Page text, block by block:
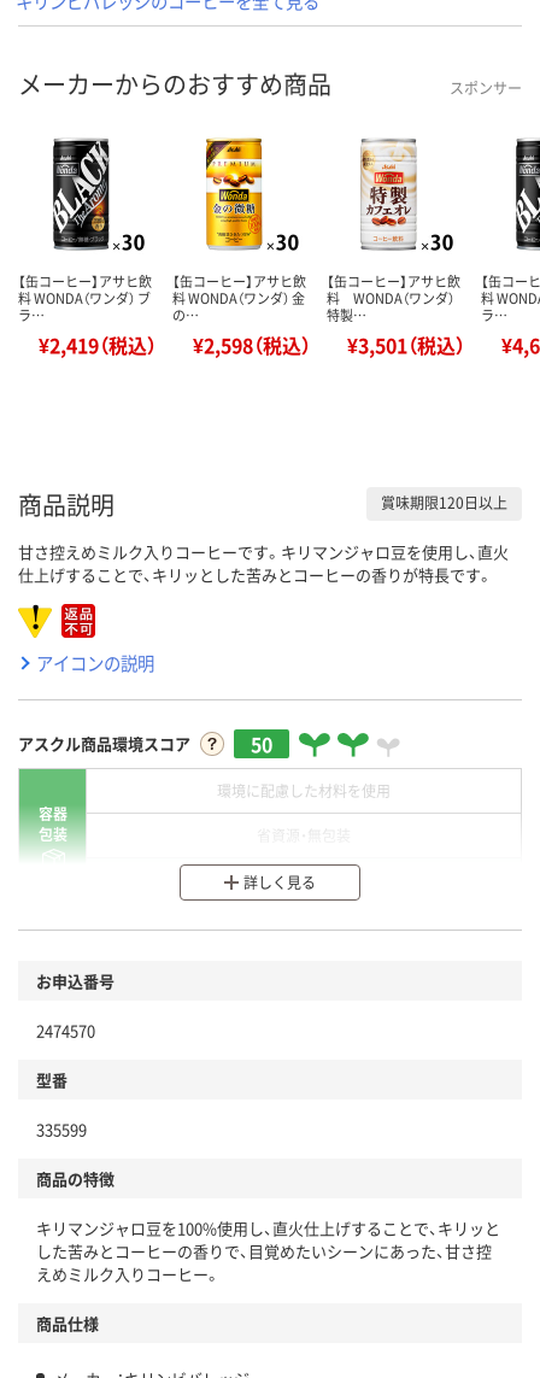
メーカーからのおすすめ商品 スポンサー
【缶コーヒー】アサヒ飲
料 WONDA（ワンダ） ブ
ラ…
¥2,419（税込）
【缶コーヒー】アサヒ飲
料 WONDA（ワンダ） 金
の…
¥2,598（税込）
【缶コーヒー】アサヒ飲
料 WONDA（ワンダ）
特製…
¥3,501（税込）
【缶コー
料
ラ…
商品説明 賞味期限120日以上
甘さ控えめミルク入りコーヒーです。キリマンジャロ豆を使用し、直火
仕上げすることで、キリッとした苦みとコーヒーの香りが特長です。
アイコンの説明
アスクル商品環境スコア 50
容器
包装
環境に配慮した材料を使用
分別・リサイクルしやすい設計
本体
仕組
この商品の環境配慮ポイントです。下記商品詳細「
アスクル商品環境スコア詳細／加点項目
」で確認できます。
詳しく見る
お申込番号
2474570
型番
335599
商品の特徴
キリマンジャロ豆を100%使用し、直火仕上げすることで、キリッと
した苦みとコーヒーの香りで、目覚めたいシーンにあった、甘さ控
えめミルク入りコーヒー。
商品仕様